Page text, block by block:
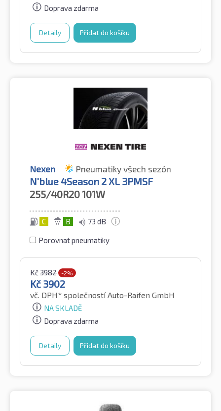
Doprava zdarma
Detaily Přidat do košíku
Nexen Pneumatiky všech sezón
N'blue 4Season 2 XL 3PMSF
255/40R20101W
C B 73 dB
Porovnat pneumatiky
Kč3982 -2%
Kč 3902
vč. DPH* společností Auto-Raifen GmbH
NA SKLADĚ
Doprava zdarma
Detaily Přidat do košíku